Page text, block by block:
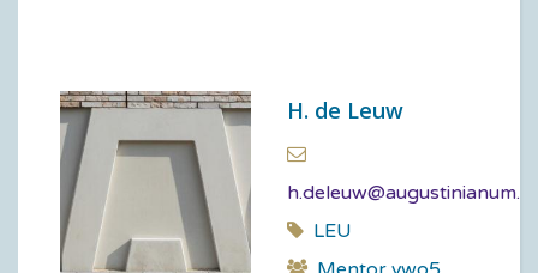
H. de Leuw
h.deleuw@augustinianum.nl
LEU